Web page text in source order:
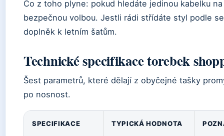
Co z toho plyne: pokud hledáte jedinou kabelku
bezpečnou volbou. Jestli rádi střídáte styl podle
doplněk k letním šatům.
Technické specifikace torebek
Šest parametrů, které dělají z obyčejné tašky
po nosnost.
SPECIFIKACE TYPICKÁ HODNOTA